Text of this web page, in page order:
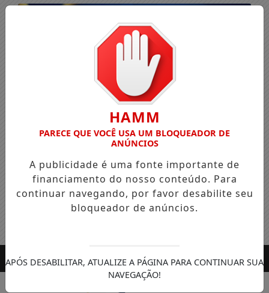
Entrar
HAMM
PARECE QUE VOCÊ USA UM BLOQUEADOR DE
ANÚNCIOS
A publicidade é uma fonte importante de
financiamento do nosso conteúdo. Para
continuar navegando, por favor desabilite seu
bloqueador de anúncios.
APÓS DESABILITAR, ATUALIZE A PÁGINA PARA CONTINUAR SUA
NAVEGAÇÃO!